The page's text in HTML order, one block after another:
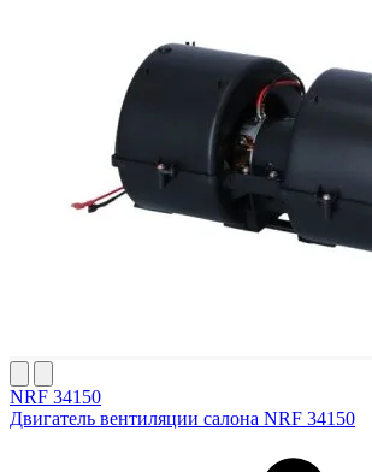
NRF 34150
Двигатель вентиляции салона NRF 34150